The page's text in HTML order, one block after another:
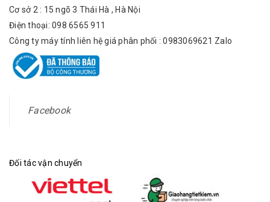
Cơ sở 2 : 15 ngõ 3 Thái Hà , Hà Nội
Điện thoại: 098 6565 911
Công ty máy tính liên hệ giá phân phối : 0983069621 Zalo
Facebook
Đối tác vận chuyển